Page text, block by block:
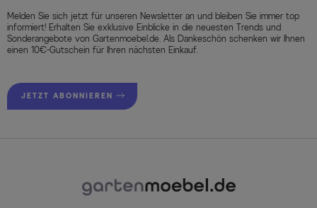
Melden Sie sich jetzt für unseren Newsletter an und bleiben Sie immer top
informiert! Erhalten Sie exklusive Einblicke in die neuesten Trends und
Sonderangebote von Gartenmoebel.de. Als Dankeschön schenken wir Ihnen
einen 10€-Gutschein für Ihren nächsten Einkauf.
JETZT ABONNIEREN